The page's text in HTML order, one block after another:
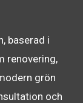
baserad i
renovering,
grön
och